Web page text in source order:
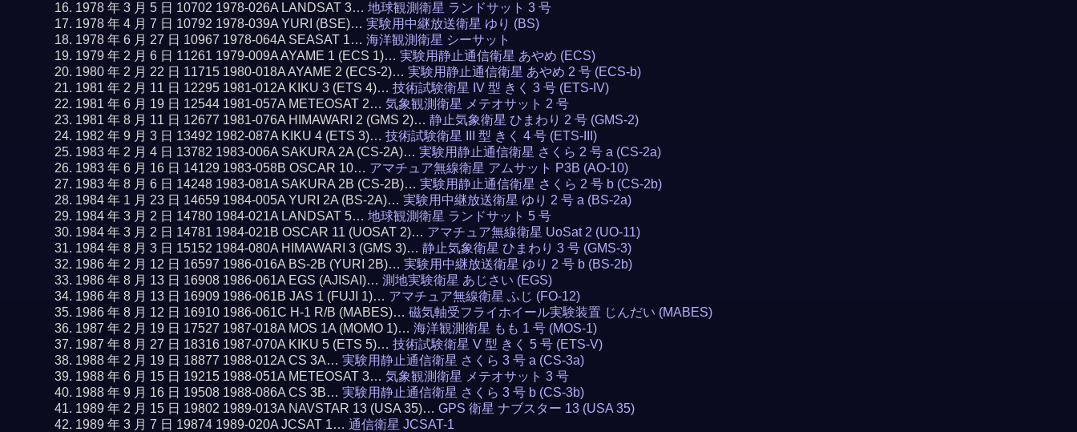
1978 年 3 月 5 日 10702 1978-026A LANDSAT 3… 地球観測衛星 ランドサット 3 号
1978 年 4 月 7 日 10792 1978-039A YURI (BSE)… 実験用中継放送衛星 ゆり (BS)
1978 年 6 月 27 日 10967 1978-064A SEASAT 1… 海洋観測衛星 シーサット
1979 年 2 月 6 日 11261 1979-009A AYAME 1 (ECS 1)… 実験用静止通信衛星 あやめ (ECS)
1980 年 2 月 22 日 11715 1980-018A AYAME 2 (ECS-2)… 実験用静止通信衛星 あやめ 2 号 (ECS-b)
1981 年 2 月 11 日 12295 1981-012A KIKU 3 (ETS 4)… 技術試験衛星 IV 型 きく 3 号 (ETS-IV)
1981 年 6 月 19 日 12544 1981-057A METEOSAT 2… 気象観測衛星 メテオサット 2 号
1981 年 8 月 11 日 12677 1981-076A HIMAWARI 2 (GMS 2)… 静止気象衛星 ひまわり 2 号 (GMS-2)
1982 年 9 月 3 日 13492 1982-087A KIKU 4 (ETS 3)… 技術試験衛星 III 型 きく 4 号 (ETS-III)
1983 年 2 月 4 日 13782 1983-006A SAKURA 2A (CS-2A)… 実験用静止通信衛星 さくら 2 号 a (CS-2a)
1983 年 6 月 16 日 14129 1983-058B OSCAR 10… アマチュア無線衛星 アムサット P3B (AO-10)
1983 年 8 月 6 日 14248 1983-081A SAKURA 2B (CS-2B)… 実験用静止通信衛星 さくら 2 号 b (CS-2b)
1984 年 1 月 23 日 14659 1984-005A YURI 2A (BS-2A)… 実験用中継放送衛星 ゆり 2 号 a (BS-2a)
1984 年 3 月 2 日 14780 1984-021A LANDSAT 5… 地球観測衛星 ランドサット 5 号
1984 年 3 月 2 日 14781 1984-021B OSCAR 11 (UOSAT 2)… アマチュア無線衛星 UoSat 2 (UO-11)
1984 年 8 月 3 日 15152 1984-080A HIMAWARI 3 (GMS 3)… 静止気象衛星 ひまわり 3 号 (GMS-3)
1986 年 2 月 12 日 16597 1986-016A BS-2B (YURI 2B)… 実験用中継放送衛星 ゆり 2 号 b (BS-2b)
1986 年 8 月 13 日 16908 1986-061A EGS (AJISAI)… 測地実験衛星 あじさい (EGS)
1986 年 8 月 13 日 16909 1986-061B JAS 1 (FUJI 1)… アマチュア無線衛星 ふじ (FO-12)
1986 年 8 月 12 日 16910 1986-061C H-1 R/B (MABES)… 磁気軸受フライホイール実験装置 じんだい (MABES)
1987 年 2 月 19 日 17527 1987-018A MOS 1A (MOMO 1)… 海洋観測衛星 もも 1 号 (MOS-1)
1987 年 8 月 27 日 18316 1987-070A KIKU 5 (ETS 5)… 技術試験衛星 V 型 きく 5 号 (ETS-V)
1988 年 2 月 19 日 18877 1988-012A CS 3A… 実験用静止通信衛星 さくら 3 号 a (CS-3a)
1988 年 6 月 15 日 19215 1988-051A METEOSAT 3… 気象観測衛星 メテオサット 3 号
1988 年 9 月 16 日 19508 1988-086A CS 3B… 実験用静止通信衛星 さくら 3 号 b (CS-3b)
1989 年 2 月 15 日 19802 1989-013A NAVSTAR 13 (USA 35)… GPS 衛星 ナブスター 13 (USA 35)
1989 年 3 月 7 日 19874 1989-020A JCSAT 1… 通信衛星 JCSAT-1